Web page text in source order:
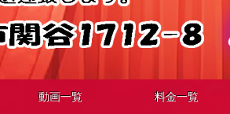
動画一覧 料金一覧